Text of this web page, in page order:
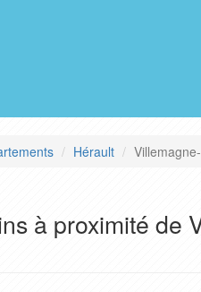
Hérault
à proximité de